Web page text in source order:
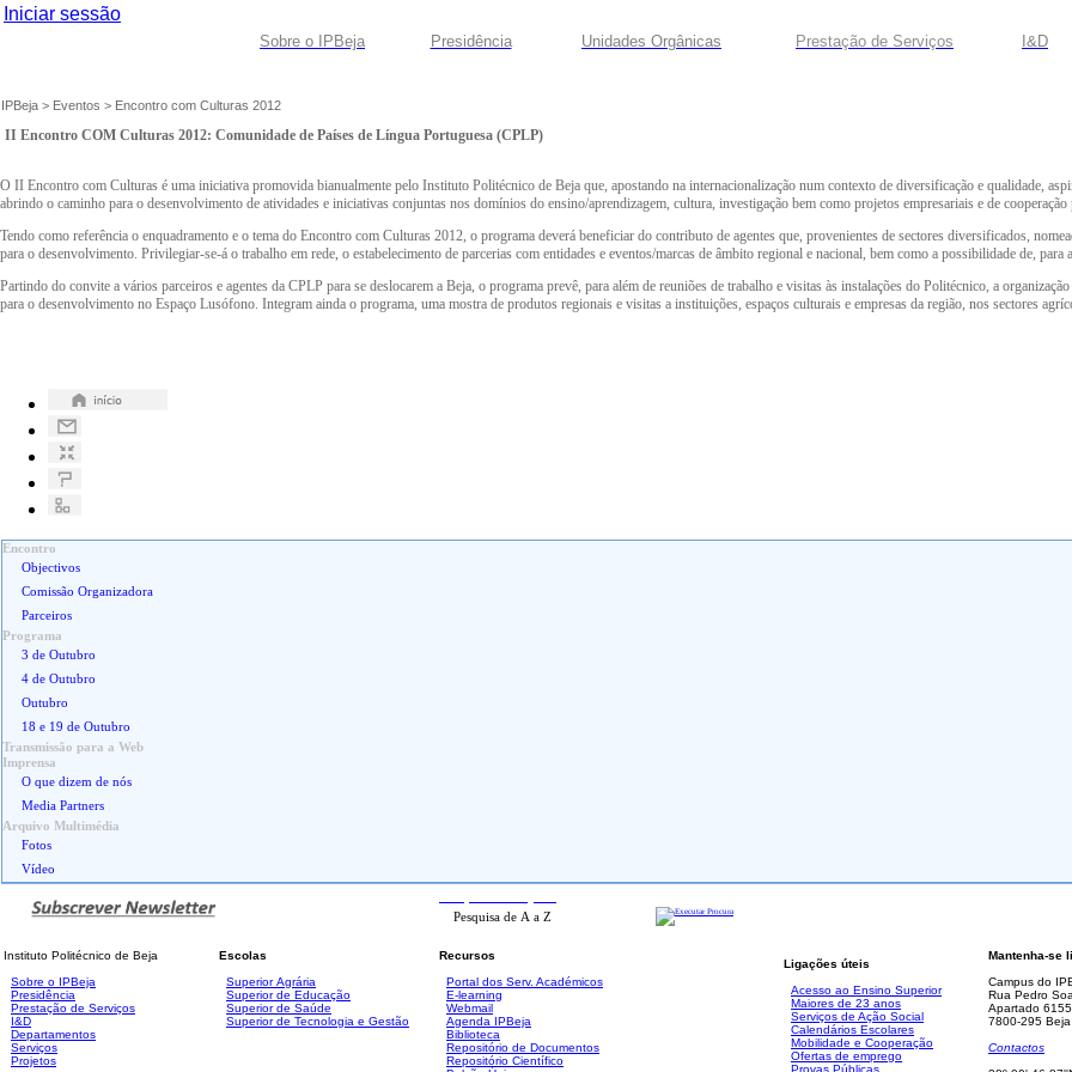
Iniciar sessão
Sobre o IPBeja Presidência Unidades Orgânicas Prestação de Serviços I&D
IPBeja > Eventos > Encontro com Culturas 2012
II Encontro COM Culturas 2012: Comunidade de Países de Língua Portuguesa (CPLP)
O II Encontro com Culturas é uma iniciativa promovida bianualmente pelo Instituto Politécnico de Beja que, apostando na internacionalização num contexto de diversificação e qualidade,
abrindo o caminho para o desenvolvimento de atividades e iniciativas conjuntas nos domínios do ensino/aprendizagem, cultura, investigação bem como projetos empresariais e de
Tendo como referência o enquadramento e o tema do Encontro com Culturas 2012, o programa deverá beneficiar do contributo de agentes que, provenientes de sectores diversificados,
para o desenvolvimento. Privilegiar-se-á o trabalho em rede, o estabelecimento de parcerias com entidades e eventos/marcas de âmbito regional e nacional, bem como a possibilidade de,
Partindo do convite a vários parceiros e agentes da CPLP para se deslocarem a Beja, o programa prevê, para além de reuniões de trabalho e visitas às instalações do Politécnico, a
para o desenvolvimento no Espaço Lusófono. Integram ainda o programa, uma mostra de produtos regionais e visitas a instituições, espaços culturais e empresas da região, nos sectores
Encontro
Objectivos
Comissão Organizadora
Parceiros
Programa
3 de Outubro
4 de Outubro
Outubro
18 e 19 de Outubro
Transmissão para a Web
Imprensa
O que dizem de nós
Media Partners
Arquivo Multimédia
Fotos
Vídeo
Instituto Politécnico de Beja
Sobre o IPBeja
Presidência
Prestação de Serviços
I&D
Departamentos
Serviços
Projetos
Escolas
Superior Agrária
Superior de Educação
Superior de Saúde
Superior de Tecnologia e Gestão
Recursos
Portal dos Serv. Académicos
E-learning
Webmail
Agenda IPBeja
Biblioteca
Repositório de Documentos
Repositório Científico
Ligações úteis
Acesso ao Ensino Superior
Maiores de 23 anos
Serviços de Ação Social
Calendários Escolares
Mobilidade e Cooperação
Ofertas de emprego
Provas Públicas
Mantenha-se
Campus do
Rua Pedro
Apartado 6155
7800-295 Beja
Contactos